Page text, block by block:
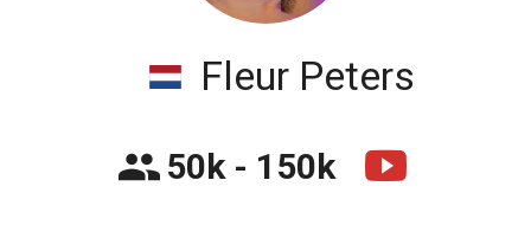
Fleur Peters
50k - 150k